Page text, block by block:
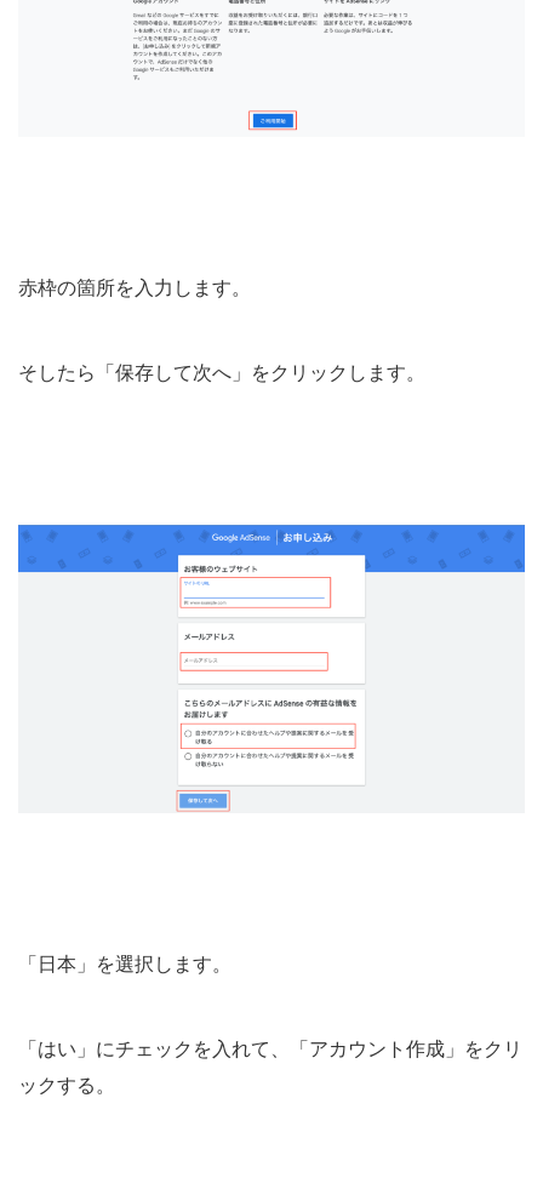
赤枠の箇所を入力します。
そしたら「保存して次へ」をクリックします。
「日本」を選択します。
「はい」にチェックを入れて、「アカウント作成」をクリ
ックする。